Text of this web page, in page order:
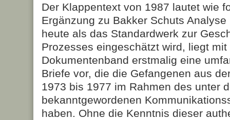
Der Klappentext von 1987 lautet wie
Ergänzung zu Bakker Schuts
heute als das Standardwerk zur
Prozesses eingeschätzt wird, liegt mit
Dokumentenband erstmalig eine
Briefe vor, die die Gefangenen aus
1973 bis 1977 im Rahmen des unter
bekanntgewordenen
haben. Ohne die Kenntnis dieser